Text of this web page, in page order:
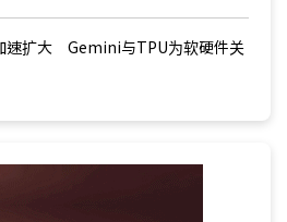
速扩大 Gemini与TPU为软硬件关